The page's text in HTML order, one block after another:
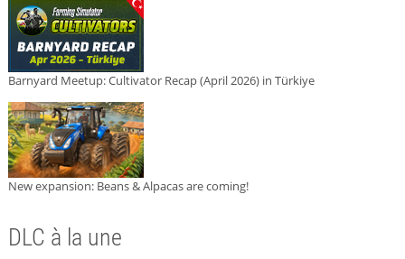
Barnyard Meetup: Cultivator Recap (April 2026) in Türkiye
New expansion: Beans & Alpacas are coming!
DLC à la une